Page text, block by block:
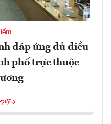
đáp ứng đủ điều
phố trực thuộc